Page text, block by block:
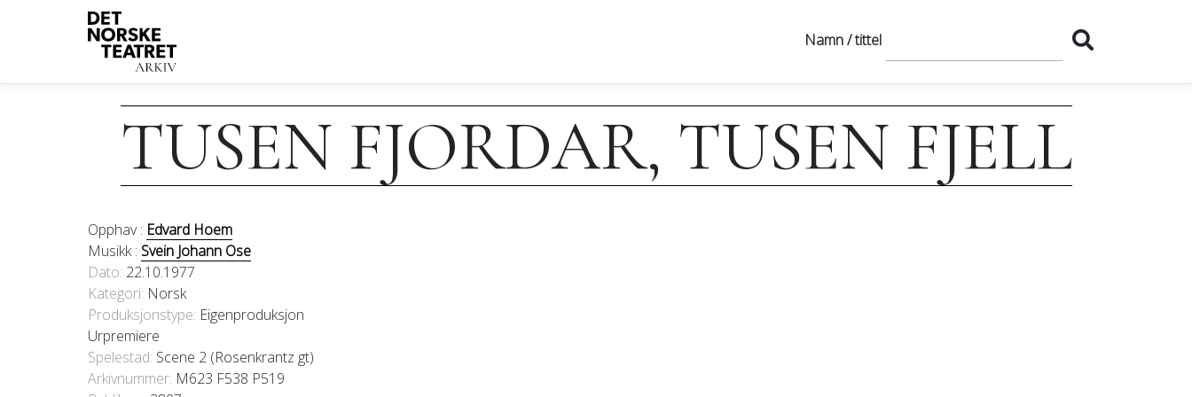
Namn / tittel
TUSEN FJORDAR, TUSEN FJELL
Opphav : Edvard Hoem
Musikk : Svein Johann Ose
Dato 22.10.1977
Kategori Norsk
Produksjonstype: Eigenproduksjon
Urpremiere
Spelestad: Scene 2 (Rosenkrantz gt)
Arkivnummer: M623 F538 P519